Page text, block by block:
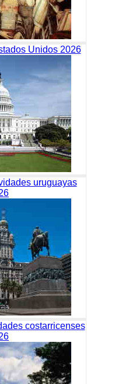
Unidos 2026
uruguayas
costarricenses